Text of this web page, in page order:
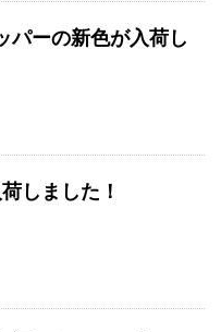
パーの新色が入荷し
しました！